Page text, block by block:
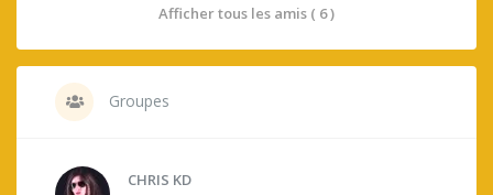
Afficher tous les amis ( 6 )
Groupes
CHRIS KD